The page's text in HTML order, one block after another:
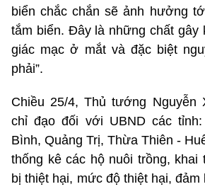
biển chắc chắn sẽ ảnh hưởng
tắm biển. Đây là những chất gây
giác mạc ở mắt và đặc biệt
phải”.
Chiều 25/4, Thủ tướng Nguyễn
chỉ đạo đối với UBND các
Bình, Quảng Trị, Thừa Thiên -
thống kê các hộ nuôi trồng, khai
bị thiệt hại, mức độ thiệt hại, đảm